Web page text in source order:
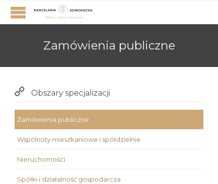
Zamówienia publiczne
 Obszary specjalizacji
Zamówienia publiczne
Wspólnoty mieszkaniowe i spółdzielnie
Nieruchomości
Spółki i działalność gospodarcza